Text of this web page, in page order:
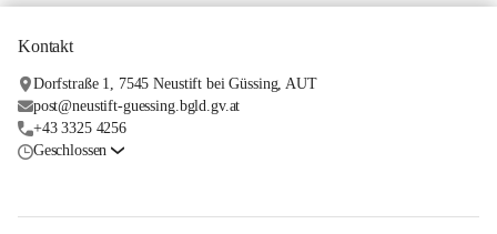
Kontakt
Dorfstraße 1, 7545 Neustift bei Güssing, AUT
post@neustift-guessing.bgld.gv.at
+43 3325 4256
Geschlossen